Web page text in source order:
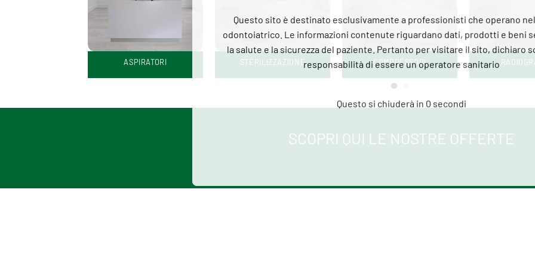
STERILIZZAZIONE COMPRESSORI RADIOGRAFICI
SCOPRI QUI LE NOSTRE OFFERTE